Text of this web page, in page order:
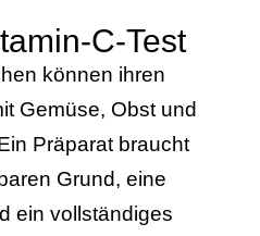
C-Test
können ihren
Gemüse, Obst und
Präparat braucht
Grund, eine
ein vollständiges